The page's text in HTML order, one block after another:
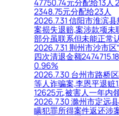
47750.74元分配给13人
2348.75元分配给23人
2026.7.31 信阳市淮滨
案损失退赔,案涉款项
部分虽联系但未能正常
2026.7.31 荆州市沙市
四次清退金额
0.96%
2026.7.30 台州市路桥
等人诈骗案,李恩平退赃
12625元,被害人一年内
2026.7.30 滁州市定远
瞒犯罪所得案件返还涉